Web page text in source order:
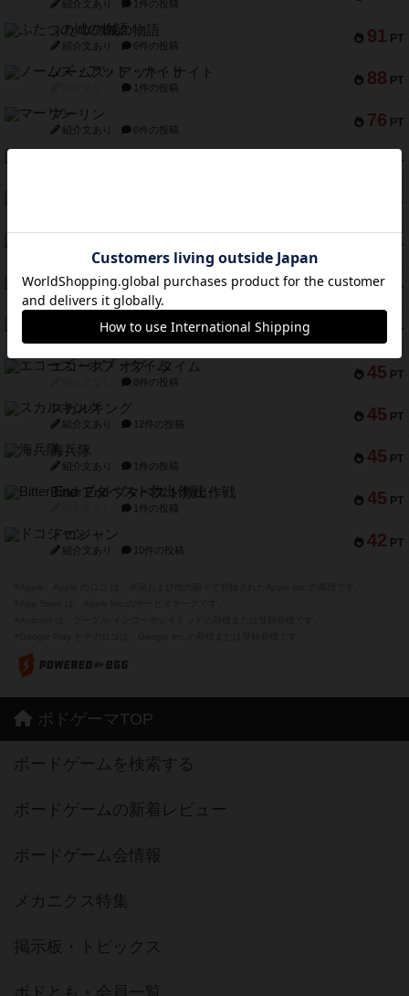
紹介文あり 1件の投稿
91 PT
ふたつの城の物語
紹介文あり 6件の投稿
88 PT
ノームズ・アット・ナイト
1件の投稿
76 PT
マーリン
紹介文あり 6件の投稿
PT
PT
PT
紹介文あり 1件の投稿
51 PT
キャプテン・フリップ：イスラ・ボンバ
紹介文なし 2件の投稿
PT
ガルフストライク
45 PT
エコーズ・オブ・タイム
8件の投稿
45 PT
スカルキング
紹介文あり 12件の投稿
45 PT
海兵隊
紹介文あり 1件の投稿
45 PT
Bitter End ブタペスト救出作戦
1件の投稿
42 PT
ドコジャン
紹介文あり 10件の投稿
ボドゲーマTOP
ボードゲームを検索する
ボードゲームの新着レビュー
ボードゲーム会情報
メカニクス特集
掲示板・トピックス
ボドとも・会員一覧